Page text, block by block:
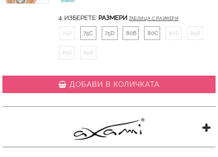
4. ИЗБЕРЕТЕ: РАЗМЕРИ ТАБЛИЦА С РАЗМЕРИ
75B 75C 75D 80B 80C 80D 85B
85C 85D
ДОБАВИ В КОЛИЧКАТА